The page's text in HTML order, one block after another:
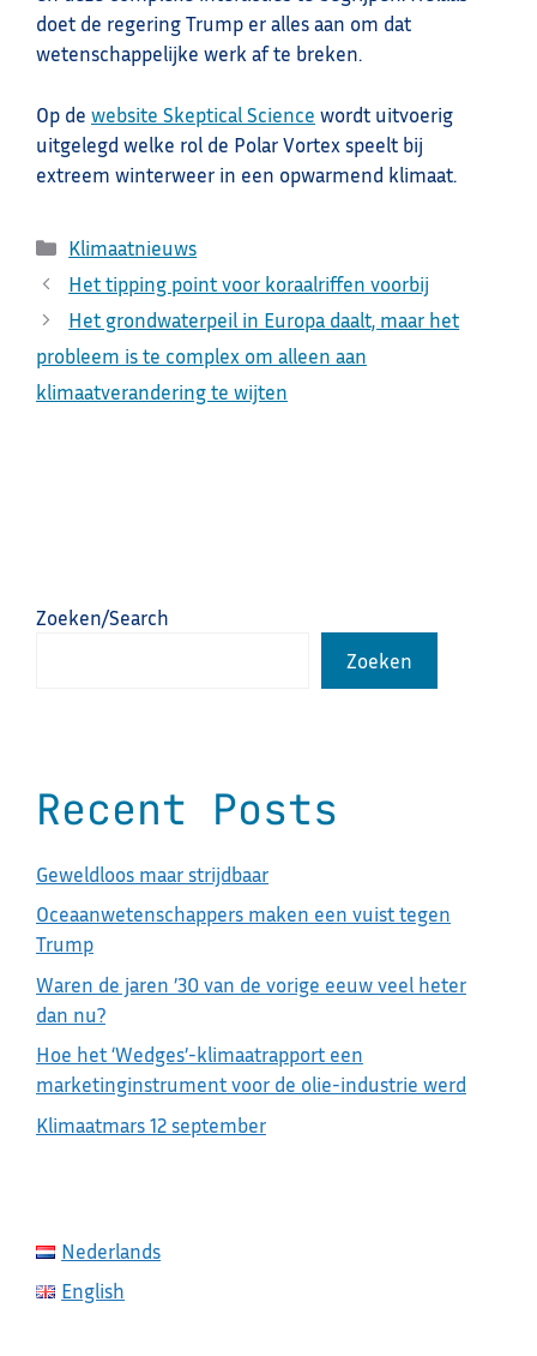
doet de regering Trump er alles aan om dat
wetenschappelijke werk af te breken.
Op de website Skeptical Science wordt uitvoerig
uitgelegd welke rol de Polar Vortex speelt bij
extreem winterweer in een opwarmend klimaat.
Categorieën
Klimaatnieuws
Het tipping point voor koraalriffen voorbij
Het grondwaterpeil in Europa daalt, maar het
probleem is te complex om alleen aan
klimaatverandering te wijten
Zoeken/Search
Zoeken
Recent Posts
Geweldloos maar strijdbaar
Oceaanwetenschappers maken een vuist tegen
Trump
Waren de jaren ’30 van de vorige eeuw veel heter
dan nu?
Hoe het ‘Wedges’-klimaatrapport een
marketinginstrument voor de olie-industrie werd
Klimaatmars 12 september
Nederlands
English